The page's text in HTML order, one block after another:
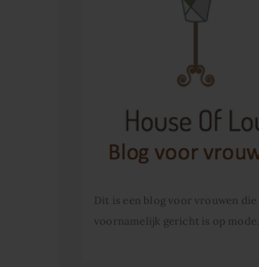
Dit is een blog voor vrouwen die
voornamelijk gericht is op mode.